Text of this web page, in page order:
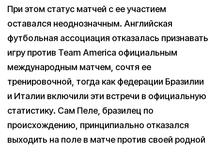
При этом статус матчей с ее участием
оставался неоднозначным. Английская
футбольная ассоциация отказалась признавать
игру против Team America официальным
международным матчем, сочтя ее
тренировочной, тогда как федерации Бразилии
и Италии включили эти встречи в официальную
статистику. Сам Пеле, бразилец по
происхождению, принципиально отказался
выходить на поле в матче против своей родной